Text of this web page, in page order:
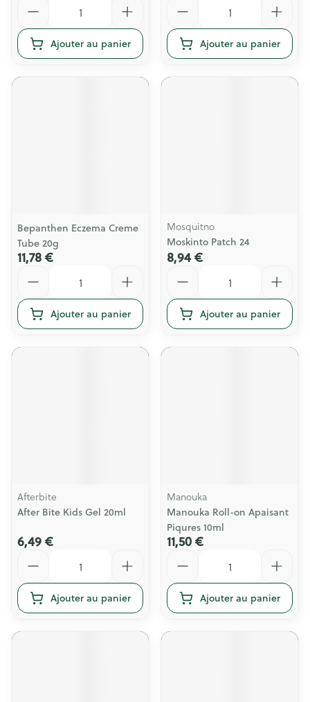
Ajouter au panier Ajouter au panier
Bepanthen Eczema Creme
Tube 20g
11,78 €
Ajouter au panier
Mosquitno
Moskinto Patch 24
8,94 €
Ajouter au panier
Afterbite
After Bite Kids Gel 20ml
6,49 €
Ajouter au panier
Manouka
Manouka Roll-on Apaisant
Piqures 10ml
11,50 €
Ajouter au panier